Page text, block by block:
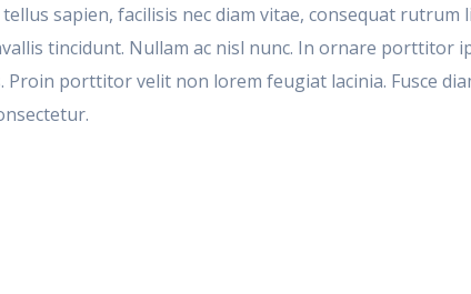
sapien, facilisis nec diam vitae, consequat
tincidunt. Nullam ac nisl nunc. In ornare porttitor
Proin porttitor velit non lorem feugiat lacinia. Fusce